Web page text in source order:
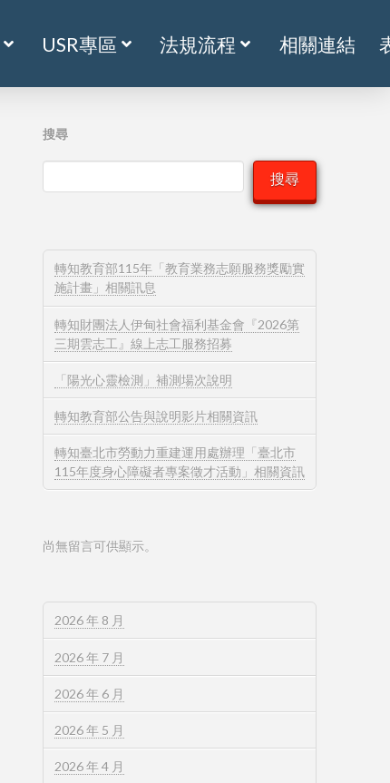
USR專區 法規流程 相關連結
搜尋
搜尋
轉知教育部115年「教育業務志願服務獎勵實
施計畫」相關訊息
轉知財團法人伊甸社會福利基金會『2026第
三期雲志工』線上志工服務招募
「陽光心靈檢測」補測場次說明
轉知教育部公告與說明影片相關資訊
轉知臺北市勞動力重建運用處辦理「臺北市
115年度身心障礙者專案徵才活動」相關資訊
尚無留言可供顯示。
2026 年 8 月
2026 年 7 月
2026 年 6 月
2026 年 5 月
2026 年 4 月